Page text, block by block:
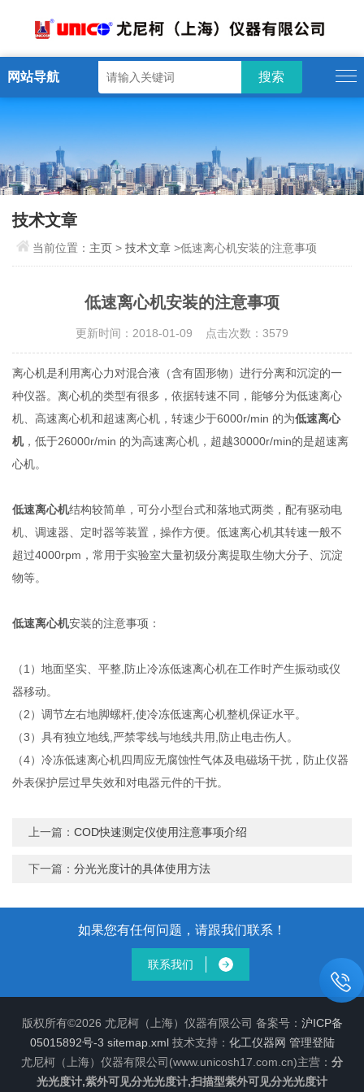
网站导航
技术文章
当前位置： 主页 >技术文章 >低速离心机安装的注意事项
低速离心机安装的注意事项
更新时间：2018-01-09 点击次数：3579
离心机是利用离心力对混合液（含有固形物）进行分离和沉淀的一
种仪器。离心机的类型有很多，依据转速不同，能够分为低速离心
机、高速离心机和超速离心机，转速少于6000r/min 的为低速离心
机，低于26000r/min 的为高速离心机，超越30000r/min的是超速离
心机。
低速离心机结构较简单，可分小型台式和落地式两类，配有驱动电
机、调速器、定时器等装置，操作方便。低速离心机其转速一般不
超过4000rpm，常用于实验室大量初级分离提取生物大分子、沉淀
物等。
低速离心机安装的注意事项：
（1）地面坚实、平整,防止冷冻低速离心机在工作时产生振动或仪
器移动。
（2）调节左右地脚螺杆,使冷冻低速离心机整机保证水平。
（3）具有独立地线,严禁零线与地线共用,防止电击伤人。
（4）冷冻低速离心机四周应无腐蚀性气体及电磁场干扰，防止仪器
外表保护层过早失效和对电器元件的干扰。
上一篇：COD快速测定仪使用注意事项介绍
下一篇：分光光度计的具体使用方法
如果您有任何问题，请跟我们联系！
联系我们
版权所有©2026 尤尼柯（上海）仪器有限公司 备案号： 沪ICP备
05015892号-3 sitemap.xml技术支持： 化工仪器网 管理登陆
尤尼柯（上海）仪器有限公司(www.unicosh17.com.cn)主营： 分
光光度计,紫外可见分光光度计,扫描型紫外可见分光光度计